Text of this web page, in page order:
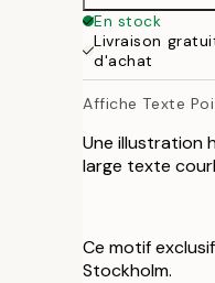
En stock
Livraison
d'achat
Affiche Texte
Une illustration
large texte
Ce motif
Stockholm.